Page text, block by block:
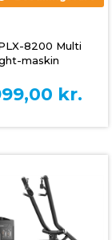
8200 Multi
maskin
kr.